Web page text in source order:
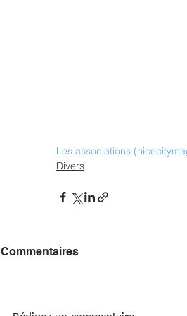
Les associations
Divers
Commentaires